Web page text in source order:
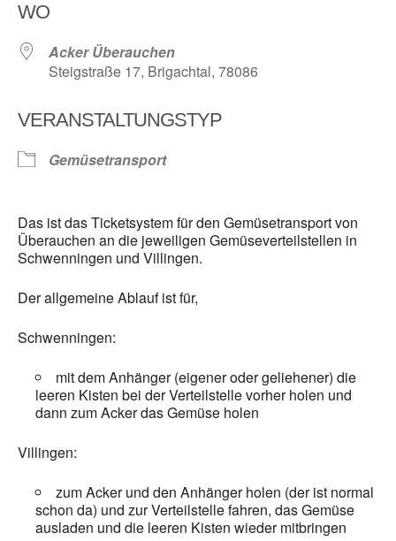
WO
Acker Überauchen
Steigstraße 17, Brigachtal, 78086
VERANSTALTUNGSTYP
Gemüsetransport
Das ist das Ticketsystem für den Gemüsetransport von
Überauchen an die jeweiligen Gemüseverteilstellen in
Schwenningen und Villingen.
Der allgemeine Ablauf ist für,
Schwenningen:
mit dem Anhänger (eigener oder geliehener) die
leeren Kisten bei der Verteilstelle vorher holen und
dann zum Acker das Gemüse holen
Villingen:
zum Acker und den Anhänger holen (der ist normal
schon da) und zur Verteilstelle fahren, das Gemüse
ausladen und die leeren Kisten wieder mitbringen